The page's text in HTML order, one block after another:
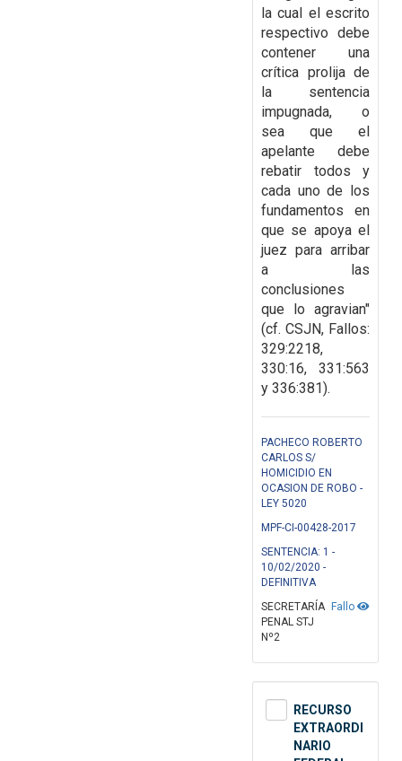
la cual el escrito
respectivo debe
contener una
crítica prolija de
la sentencia
impugnada, o
sea que el
apelante debe
rebatir todos y
cada uno de los
fundamentos en
que se apoya el
juez para arribar
a las
conclusiones
que lo agravian"
(cf. CSJN, Fallos:
329:2218,
330:16, 331:563
y 336:381).
PACHECO ROBERTO
CARLOS S/
HOMICIDIO EN
OCASION DE ROBO -
LEY 5020
MPF-CI-00428-2017
SENTENCIA: 1 -
10/02/2020 -
DEFINITIVA
Fallo
SECRETARÍA
PENAL STJ
Nº2
RECURSO
EXTRAORDI
NARIO